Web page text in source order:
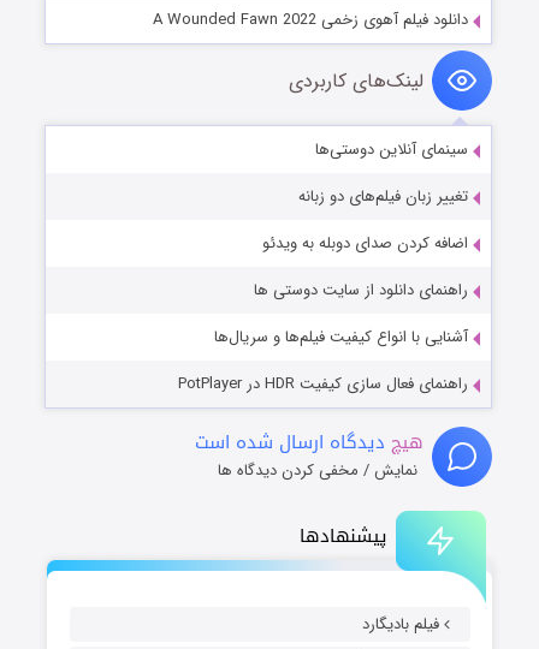
پیشنهادها
فیلم بادیگارد
دانلود فیلم آهوی زخمی A Wounded Fawn 2022
لینک‌های کاربردی
سینمای آنلاین دوستی‌ها
تغییر زبان فیلم‌های دو زبانه
اضافه کردن صدای دوبله به ویدئو
راهنمای دانلود از سایت دوستی ها
آشنایی با انواع کیفیت فیلم‌ها و سریال‌ها
راهنمای فعال سازی کیفیت HDR در PotPlayer
هیچ دیدگاه ارسال شده است
نمایش / مخفی کردن دیدگاه ها